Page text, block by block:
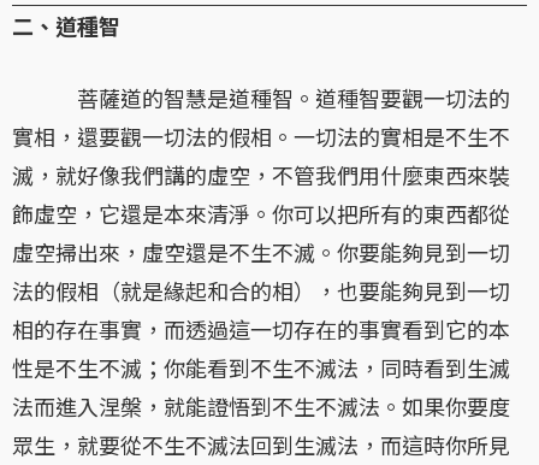
二、道種智
菩薩道的智慧是道種智。道種智要觀一切法的
實相，還要觀一切法的假相。一切法的實相是不生不
滅，就好像我們講的虛空，不管我們用什麼東西來裝
飾虛空，它還是本來清淨。你可以把所有的東西都從
虛空掃出來，虛空還是不生不滅。你要能夠見到一切
法的假相（就是緣起和合的相），也要能夠見到一切
相的存在事實，而透過這一切存在的事實看到它的本
性是不生不滅；你能看到不生不滅法，同時看到生滅
法而進入涅槃，就能證悟到不生不滅法。如果你要度
眾生，就要從不生不滅法回到生滅法，而這時你所見